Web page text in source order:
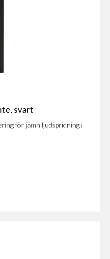
svart
för jämn ljudspridning i